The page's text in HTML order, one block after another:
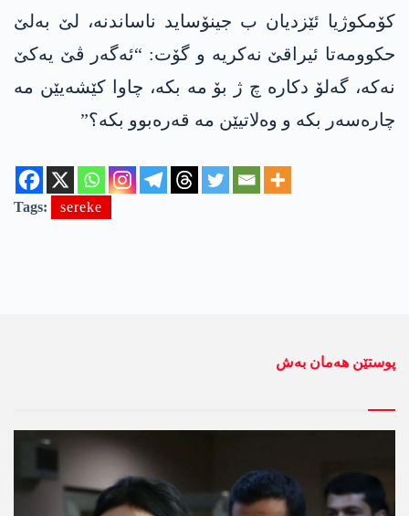
کۆمکوژیا ئێزدیان ب جینۆساید ناساندنە، لێ بەلێ
حکوومەتا ئیراقێ نەکریە و گۆت: “ئەگەر ڤێ یەکێ
نەکە، گەلۆ دکارە چ ژ بۆ مە بکە، چاوا کێشەیێن مە
چارەسەر بکە و وەلاتیێن مە قەرەبوو بکە؟”
Tags: sereke
پوستێن ھەمان بەش